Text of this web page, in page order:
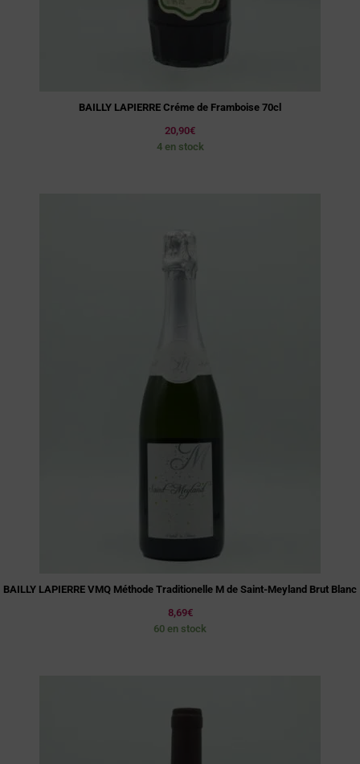
BAILLY LAPIERRE Créme de Framboise 70cl
20,90€
4 en stock
BAILLY LAPIERRE VMQ Méthode Traditionelle M de Saint-Meyland Brut Blanc
8,69€
60 en stock